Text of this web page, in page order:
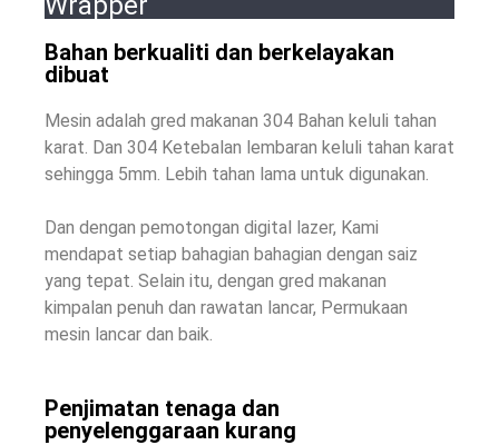
Bahan berkualiti dan berkelayakan
dibuat
Mesin adalah gred makanan 304 Bahan keluli tahan
karat. Dan 304 Ketebalan lembaran keluli tahan karat
sehingga 5mm. Lebih tahan lama untuk digunakan.
Dan dengan pemotongan digital lazer, Kami
mendapat setiap bahagian bahagian dengan saiz
yang tepat. Selain itu, dengan gred makanan
kimpalan penuh dan rawatan lancar, Permukaan
mesin lancar dan baik.
Penjimatan tenaga dan
penyelenggaraan kurang